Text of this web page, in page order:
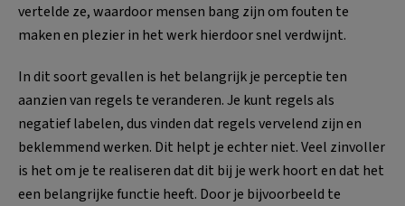
vertelde ze, waardoor mensen bang zijn om fouten te
maken en plezier in het werk hierdoor snel verdwijnt.
In dit soort gevallen is het belangrijk je perceptie ten
aanzien van regels te veranderen. Je kunt regels als
negatief labelen, dus vinden dat regels vervelend zijn en
beklemmend werken. Dit helpt je echter niet. Veel zinvoller
is het om je te realiseren dat dit bij je werk hoort en dat het
een belangrijke functie heeft. Door je bijvoorbeeld te